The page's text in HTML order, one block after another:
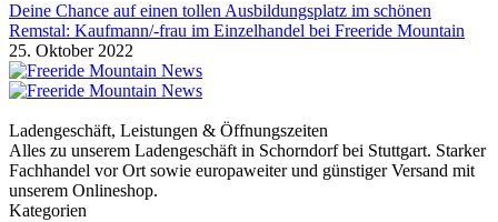
Deine Chance auf einen tollen Ausbildungsplatz im schönen
Remstal: Kaufmann/-frau im Einzelhandel bei Freeride Mountain
25. Oktober 2022
Ladengeschäft, Leistungen & Öffnungszeiten
Alles zu unserem Ladengeschäft in Schorndorf bei Stuttgart. Starker
Fachhandel vor Ort sowie europaweiter und günstiger Versand mit
unserem Onlineshop.
Kategorien